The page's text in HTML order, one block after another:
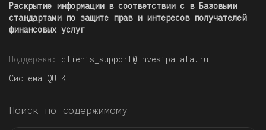
Раскрытие информации в соответствии с в Базовыми
стандартами по защите прав и интересов получателей
финансовых услуг
Поддержка: clients_support@investpalata.ru
Система QUIK
Поиск по содержимому